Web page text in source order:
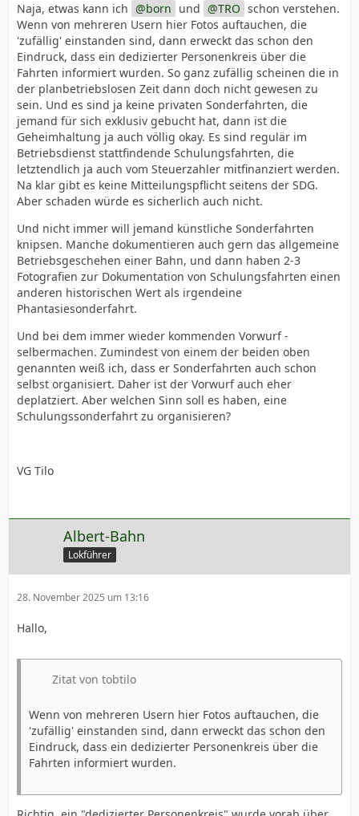
Naja, etwas kann ich born und TRO schon verstehen.
Wenn von mehreren Usern hier Fotos auftauchen, die
'zufällig' einstanden sind, dann erweckt das schon den
Eindruck, dass ein dedizierter Personenkreis über die
Fahrten informiert wurden. So ganz zufällig scheinen die in
der planbetriebslosen Zeit dann doch nicht gewesen zu
sein. Und es sind ja keine privaten Sonderfahrten, die
jemand für sich exklusiv gebucht hat, dann ist die
Geheimhaltung ja auch völlig okay. Es sind regulär im
Betriebsdienst stattfindende Schulungsfahrten, die
letztendlich ja auch vom Steuerzahler mitfinanziert werden.
Na klar gibt es keine Mitteilungspflicht seitens der SDG.
Aber schaden würde es sicherlich auch nicht.
Und nicht immer will jemand künstliche Sonderfahrten
knipsen. Manche dokumentieren auch gern das allgemeine
Betriebsgeschehen einer Bahn, und dann haben 2-3
Fotografien zur Dokumentation von Schulungsfahrten einen
anderen historischen Wert als irgendeine
Phantasiesonderfahrt.
Und bei dem immer wieder kommenden Vorwurf -
selbermachen. Zumindest von einem der beiden oben
genannten weiß ich, dass er Sonderfahrten auch schon
selbst organisiert. Daher ist der Vorwurf auch eher
deplatziert. Aber welchen Sinn soll es haben, eine
Schulungssonderfahrt zu organisieren?
VG Tilo
Albert-Bahn
Lokführer
28. November 2025 um 13:16
Hallo,
Zitat von tobtilo
Wenn von mehreren Usern hier Fotos auftauchen, die
'zufällig' einstanden sind, dann erweckt das schon den
Eindruck, dass ein dedizierter Personenkreis über die
Fahrten informiert wurden.